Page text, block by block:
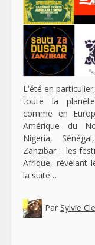
L'été en
toute la
comme en
Amérique du
Nigeria,
Zanzibar : les
Afrique, révélant
la suite…
Par Sylvie